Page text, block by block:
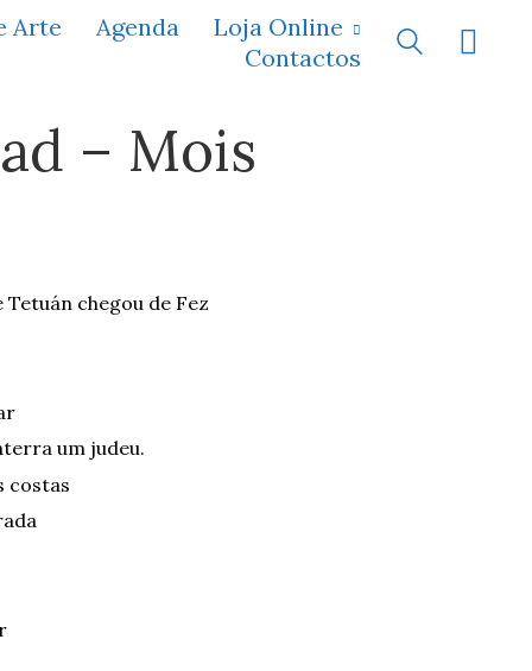
Arte Agenda
Loja Online
Contactos
– Mois
chegou de Fez
um judeu.
costas